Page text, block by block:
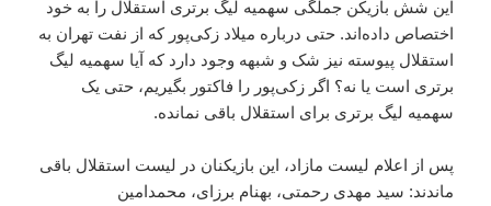
این شش بازیکن جملگی سهمیه لیگ برتری استقلال را به خود
اختصاص داده‌اند. حتی درباره میلاد زکی‌پور که از نفت تهران به
استقلال پیوسته نیز شک و شبهه وجود دارد که آیا سهمیه لیگ
برتری است یا نه؟ اگر زکی‌پور را فاکتور بگیریم، حتی یک
سهمیه لیگ برتری برای استقلال باقی نمانده.
پس از اعلام لیست مازاد، این بازیکنان در لیست استقلال باقی
ماندند: سید مهدی رحمتی، بهنام برزای، محمدامین